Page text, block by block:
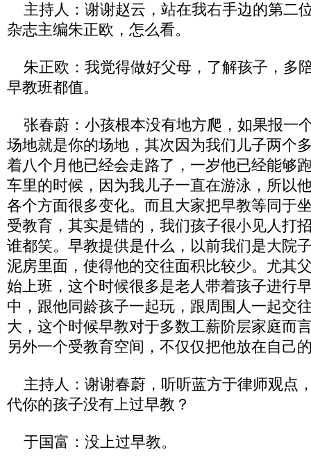
主持人：谢谢赵云，站在我右手边的第二
杂志主编朱正欧，怎么看。
朱正欧：我觉得做好父母，了解孩子，多
早教班都值。
张春蔚：小孩根本没有地方爬，如果报一
场地就是你的场地，其次因为我们儿子两个
着八个月他已经会走路了，一岁他已经能够
车里的时候，因为我儿子一直在游泳，所以
各个方面很多变化。而且大家把早教等同于
受教育，其实是错的，我们孩子很小见人打
谁都笑。早教提供是什么，以前我们是大院
泥房里面，使得他的交往面积比较少。尤其
始上班，这个时候很多是老人带着孩子进行
中，跟他同龄孩子一起玩，跟周围人一起交
大，这个时候早教对于多数工薪阶层家庭而
另外一个受教育空间，不仅仅把他放在自己
主持人：谢谢春蔚，听听蓝方于律师观点
代你的孩子没有上过早教？
于国富：没上过早教。